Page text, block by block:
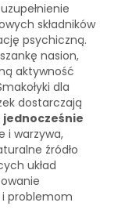
składników
psychiczną.
nasion,
aktywność
dla
dostarczają
jednocześnie
i warzywa,
źródło
układ
problemom